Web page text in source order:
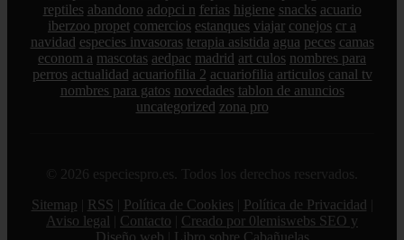
reptiles abandono adopci n ferias higiene snacks acuario
iberzoo propet comercios estanques viajar conejos cr a
navidad especies invasoras terapia asistida agua peces camas
econom a mascotas aedpac madrid art culos nombres para
perros actualidad acuariofilia 2 acuariofilia articulos canal tv
nombres para gatos novedades tablon de anuncios
uncategorized zona pro
© 2026 especiespro.es. Todos los derechos reservados.
Sitemap
RSS Política de Cookies Política de Privacidad
Aviso legal
Contacto
Creado por 0lemiswebs SEO y